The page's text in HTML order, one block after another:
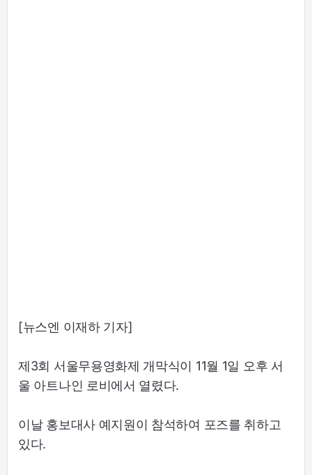
[뉴스엔 이재하 기자]
제3회 서울무용영화제 개막식이 11월 1일 오후 서
울 아트나인 로비에서 열렸다.
이날 홍보대사 예지원이 참석하여 포즈를 취하고
있다.